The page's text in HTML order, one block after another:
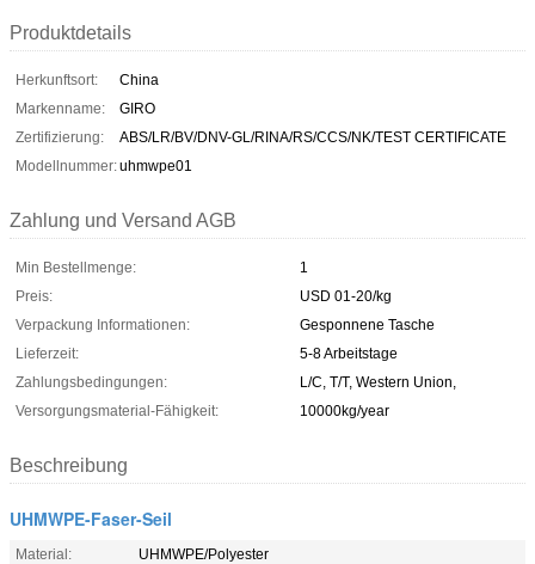
Produktdetails
Herkunftsort:
China
Markenname:
GIRO
Zertifizierung:
ABS/LR/BV/DNV-GL/RINA/RS/CCS/NK/TEST CERTIFICATE
Modellnummer:uhmwpe01
Zahlung und Versand AGB
Min Bestellmenge:
1
Preis:
USD 01-20/kg
Verpackung Informationen:
Gesponnene Tasche
Lieferzeit:
5-8 Arbeitstage
Zahlungsbedingungen:
L/C, T/T, Western Union,
Versorgungsmaterial-Fähigkeit:
10000kg/year
Beschreibung
UHMWPE-Faser-Seil
Material:
UHMWPE/Polyester